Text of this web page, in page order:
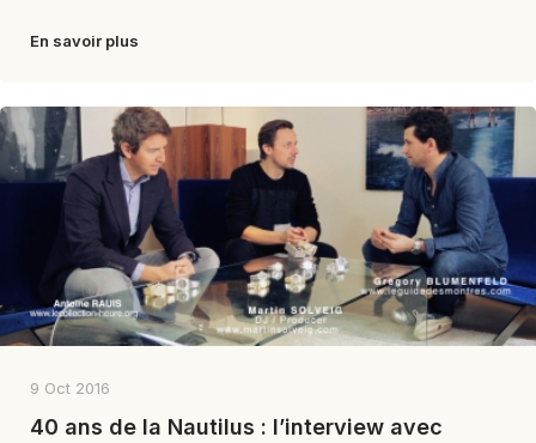
En savoir plus
9 Oct 2016
40 ans de la Nautilus : l’interview avec